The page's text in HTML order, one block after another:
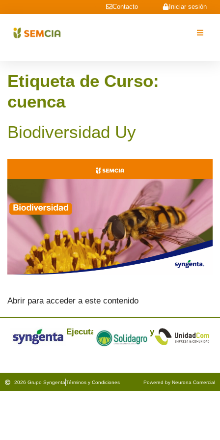
Iniciar sesión
Contacto
Etiqueta de Curso:
cuenca
Biodiversidad Uy
Abrir para acceder a este contenido
Ejecuta: y
2026 Grupo SyngentaTérminos y Condiciones Powered by Neurona Comercial